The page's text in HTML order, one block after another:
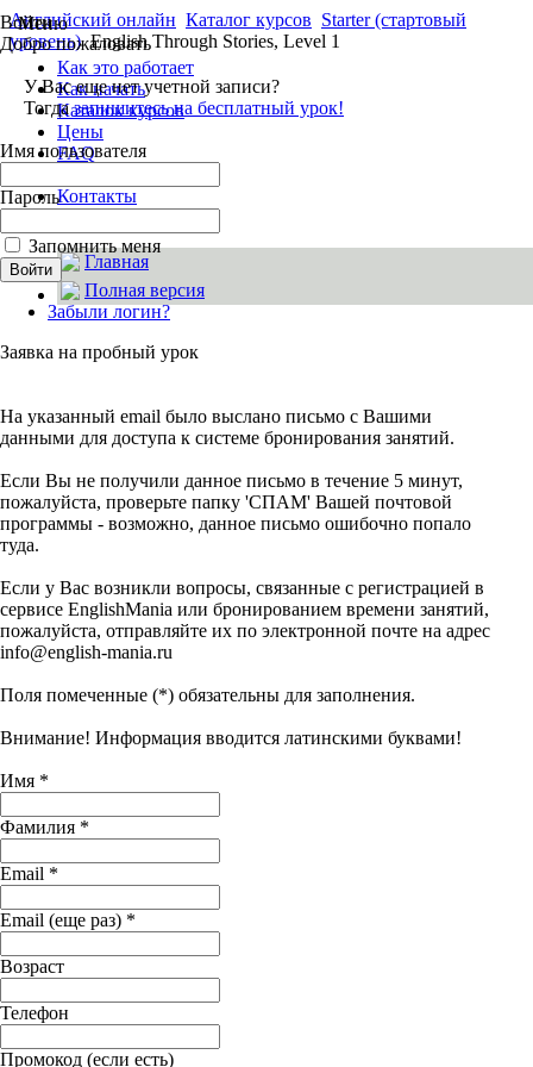
Меню
Как это работает
Как начать
Каталок курсов
Цены
FAQ
Контакты
Главная
Полная версия
Войти
Добро пожаловать
У Вас еще нет учетной записи?
Тогдазапишитесь на бесплатный урок!
Имя пользователя
Пароль
Запомнить меня
Забыли логин?
Заявка на пробный урок
На указанный email было выслано письмо с Вашими
данными для доступа к системе бронирования занятий.
Если Вы не получили данное письмо в течение 5 минут,
пожалуйста, проверьте папку 'СПАМ' Вашей почтовой
программы - возможно, данное письмо ошибочно попало
туда.
Если у Вас возникли вопросы, связанные с регистрацией в
сервисе EnglishMania или бронированием времени занятий,
пожалуйста, отправляйте их по электронной почте на адрес
info@english-mania.ru
Поля помеченные (*) обязательны для заполнения.
Внимание! Информация вводится латинскими буквами!
Имя *
Фамилия *
Email *
Email (еще раз) *
Возраст
Телефон
Промокод (если есть)
Английский онлайн Каталог курсов Starter (стартовый
уровень) English Through Stories, Level 1